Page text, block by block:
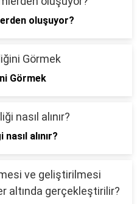
oluşuyor?
Görmek
alınır?